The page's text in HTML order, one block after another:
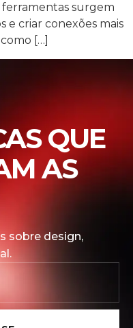
ferramentas surgem
e criar conexões mais
[…]
QUE
AS
sobre design,